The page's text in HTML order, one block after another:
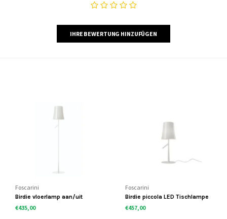
IHRE BEWERTUNG HINZUFÜGEN
Foscarini
Birdie vloerlamp aan/uit
€435,00
Foscarini
Birdie piccola LED Tischlampe
€457,00